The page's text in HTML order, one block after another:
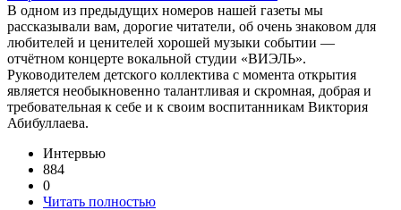
В одном из предыдущих номеров нашей газеты мы
рассказывали вам, дорогие читатели, об очень знаковом для
любителей и ценителей хорошей музыки событии —
отчётном концерте вокальной студии «ВИЭЛЬ».
Руководителем детского коллектива с момента открытия
является необыкновенно талантливая и скромная, добрая и
требовательная к себе и к своим воспитанникам Виктория
Абибуллаева.
Интервью
884
0
Читать полностью